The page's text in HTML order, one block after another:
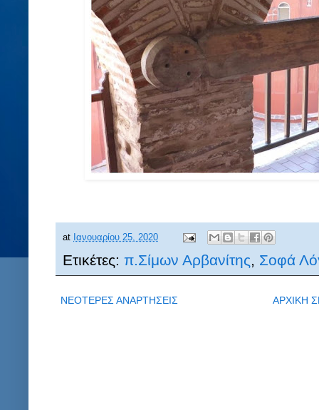
at Ιανουαρίου 25, 2020
Ετικέτες: π.Σίμων Αρβανίτης, Σοφά
ΝΕΟΤΕΡΕΣ ΑΝΑΡΤΗΣΕΙΣ ΑΡΧΙΚΗ